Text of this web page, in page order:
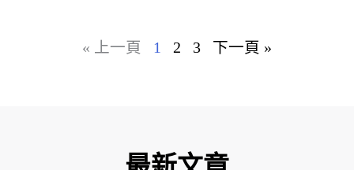
« 上一頁 1 2 3 下一頁 »